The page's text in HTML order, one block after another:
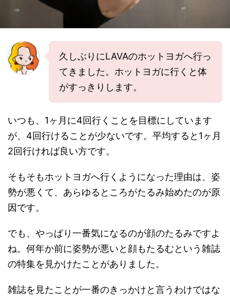
久しぶりにLAVAのホットヨガへ行っ
てきました。ホットヨガに行くと体
がすっきりします。
いつも、1ヶ月に4回行くことを目標にしています
が、4回行けることが少ないです。平均すると1ヶ月
2回行ければ良い方です。
そもそもホットヨガへ行くようになった理由は、姿
勢が悪くて、あらゆるところがたるみ始めたのが原
因です。
でも、やっぱり一番気になるのが顔のたるみですよ
ね。何年か前に姿勢が悪いと顔もたるむという雑誌
の特集を見かけたことがありました。
雑誌を見たことが一番のきっかけと言うわけではな